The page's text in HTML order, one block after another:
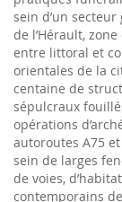
sein d’un
de l’Hérault,
entre littoral et
orientales de la
centaine de
sépulcraux
opérations
autoroutes A75
sein de larges
de voies,
contemporains